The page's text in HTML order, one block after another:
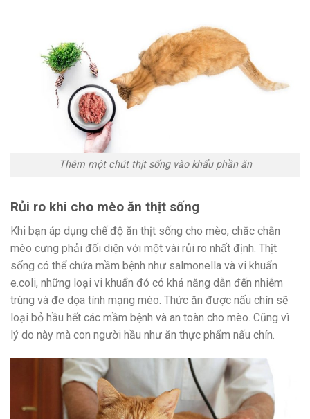
Thêm một chút thịt sống vào khẩu phần ăn
Rủi ro khi cho mèo ăn thịt sống
Khi bạn áp dụng chế độ ăn thịt sống cho mèo, chắc chắn
mèo cưng phải đối diện với một vài rủi ro nhất định. Thịt
sống có thể chứa mầm bệnh như salmonella và vi khuẩn
e.coli, những loại vi khuẩn đó có khả năng dẫn đến nhiễm
trùng và đe dọa tính mạng mèo. Thức ăn được nấu chín sẽ
loại bỏ hầu hết các mầm bệnh và an toàn cho mèo. Cũng vì
lý do này mà con người hầu như ăn thực phẩm nấu chín.